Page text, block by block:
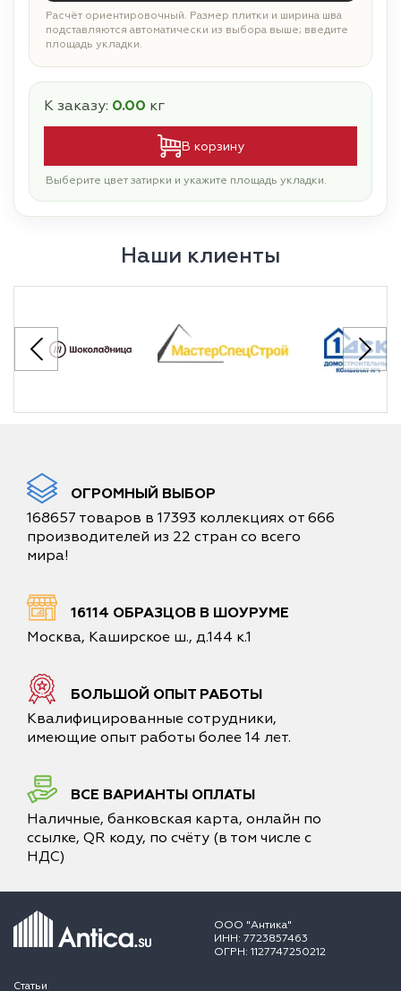
Расчёт ориентировочный. Размер плитки и ширина шва
подставляются автоматически из выбора выше; введите
площадь укладки.
К заказу: 0.00 кг
В корзину
Выберите цвет затирки и укажите площадь укладки.
Наши клиенты
ОГРОМНЫЙ ВЫБОР
168657 товаров в 17393 коллекциях от 666
производителей из 22 стран со всего
мира!
16114 ОБРАЗЦОВ В ШОУРУМЕ
Москва, Каширское ш., д.144 к.1
БОЛЬШОЙ ОПЫТ РАБОТЫ
Квалифицированные сотрудники,
имеющие опыт работы более 14 лет.
ВСЕ ВАРИАНТЫ ОПЛАТЫ
Наличные, банковская карта, онлайн по
ссылке, QR коду, по счёту (в том числе с
НДС)
ООО "Антика"
ИНН: 7723857463
ОГРН: 1127747250212
Статьи